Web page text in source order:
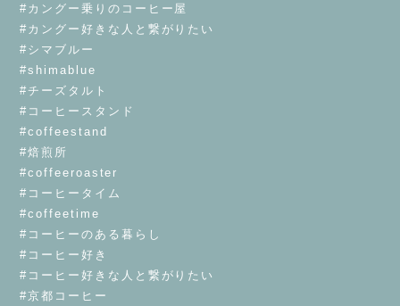
#カングー乗りのコーヒー屋
#カングー好きな人と繋がりたい
#シマブルー
#shimablue
#チーズタルト
#コーヒースタンド
#coffeestand
#焙煎所
#coffeeroaster
#コーヒータイム
#coffeetime
#コーヒーのある暮らし
#コーヒー好き
#コーヒー好きな人と繋がりたい
#京都コーヒー